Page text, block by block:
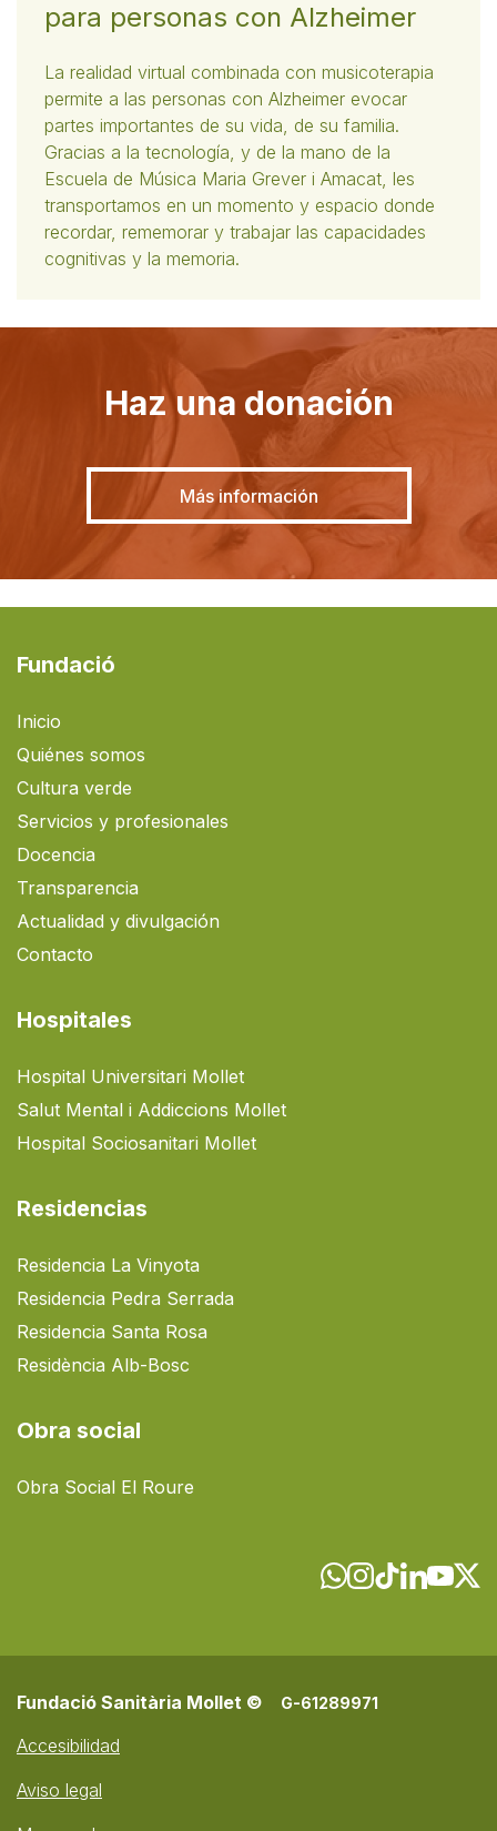
para personas con Alzheimer
La realidad virtual combinada con musicoterapia
permite a las personas con Alzheimer evocar
partes importantes de su vida, de su familia.
Gracias a la tecnología, y de la mano de la
Escuela de Música Maria Grever i Amacat, les
transportamos en un momento y espacio donde
recordar, rememorar y trabajar las capacidades
cognitivas y la memoria.
Haz una donación
Más información
Fundació
Inicio
Quiénes somos
Cultura verde
Servicios y profesionales
Docencia
Transparencia
Actualidad y divulgación
Contacto
Hospitales
Hospital Universitari Mollet
Salut Mental i Addiccions Mollet
Hospital Sociosanitari Mollet
Residencias
Residencia La Vinyota
Residencia Pedra Serrada
Residencia Santa Rosa
Residència Alb-Bosc
Obra social
Obra Social El Roure
Fundació Sanitària Mollet © G-61289971
Accesibilidad
Aviso legal